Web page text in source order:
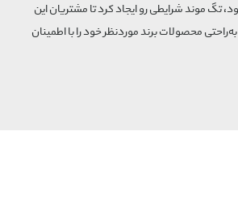
تگ موند شرایطی رو ایجاد کرد تا مشتریان این
محصولات برند مورد‌نظر خود را با اطمینان